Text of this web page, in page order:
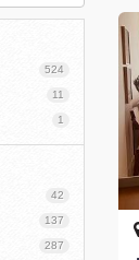
524
11
1
42
137
287